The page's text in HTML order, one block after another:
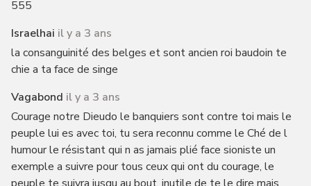
555
Israelhai il y a 3 ans
la consanguinité des belges et sont ancien roi baudoin te
chie a ta face de singe
Vagabond il y a 3 ans
Courage notre Dieudo le banquiers sont contre toi mais le
peuple lui es avec toi, tu sera reconnu comme le Ché de l
humour le résistant qui n as jamais plié face sioniste un
exemple a suivre pour tous ceux qui ont du courage, le